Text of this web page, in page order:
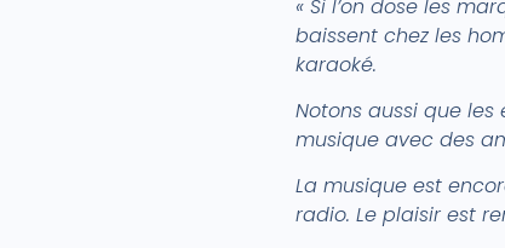
« Si l’on dose les
baissent chez les
karaoké.
Notons aussi que
musique avec des
La musique est
radio. Le plaisir est